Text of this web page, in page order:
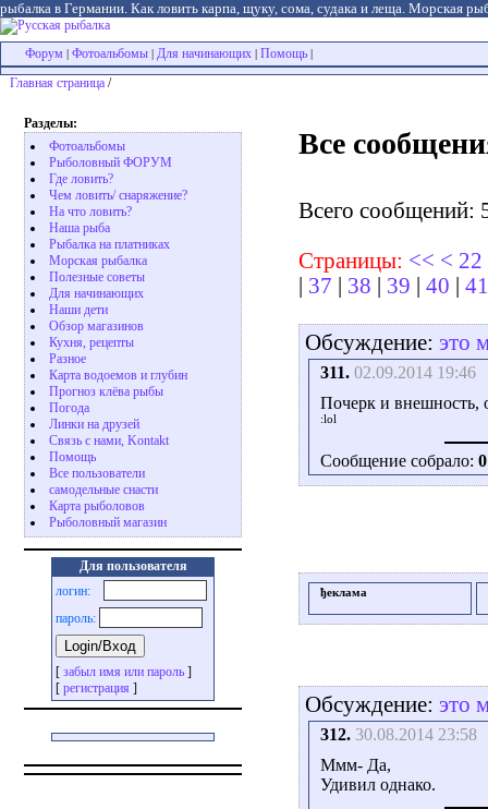
рыбалка в Германии. Как ловить карпа, щуку, сома, судака и леща. Морская
Форум Фотоальбомы Для начинающих Помощь
Главная страница /
Разделы:
Фотоальбомы
Рыболовный ФОРУМ
Где ловить?
Чем ловить/ снаряжение?
На что ловить?
Наша рыба
Рыбалка на платниках
Морская рыбалка
Полезные советы
Для начинающих
Наши дети
Обзор магазинов
Кухня, рецепты
Разное
Карта водоемов и глубин
Прогноз клёва рыбы
Погода
Линки на друзей
Связь с нами, Kontakt
Помощь
Все пользователи
самодельные снасти
Карта рыболовов
Рыболовный магазин
Для пользователя
логин:
пароль:
[ забыл имя или пароль ]
[ регистрация ]
Все
Всего сообщений:
Страницы: << < 22
37 38 39 40 41
Обсуждение: это
311. 02.09.2014 19:46
Почерк и внешность,
Сообщение собрало: 0
ђеклама
Обсуждение: это
312. 30.08.2014 23:58
Ммм- Да,
Удивил однако.